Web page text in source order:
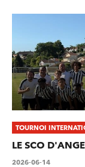
TOURNOI
LE SCO
2026-06-14